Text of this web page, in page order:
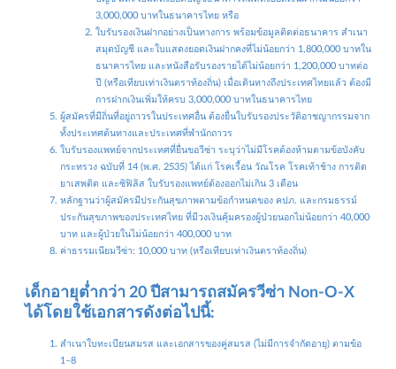
3,000,000 บาทในธนาคารไทย หรือ
ใบรับรองเงินฝากอย่างเป็นทางการ พร้อมข้อมูลติดต่อธนาคาร สำเนา
สมุดบัญชี และใบแสดงยอดเงินฝากคงที่ไม่น้อยกว่า 1,800,000 บาทใน
ธนาคารไทย และหนังสือรับรองรายได้ไม่น้อยกว่า 1,200,000 บาทต่อ
ปี (หรือเทียบเท่าเงินตราท้องถิ่น) เมื่อเดินทางถึงประเทศไทยแล้ว ต้องมี
การฝากเงินเพิ่มให้ครบ 3,000,000 บาทในธนาคารไทย
ผู้สมัครที่มีถิ่นที่อยู่ถาวรในประเทศอื่น ต้องยื่นใบรับรองประวัติอาชญากรรมจาก
ทั้งประเทศต้นทางและประเทศที่พำนักถาวร
ใบรับรองแพทย์จากประเทศที่ยื่นขอวีซ่า ระบุว่าไม่มีโรคต้องห้ามตามข้อบังคับ
กระทรวง ฉบับที่ 14 (พ.ศ. 2535) ได้แก่ โรคเรื้อน วัณโรค โรคเท้าช้าง การติด
ยาเสพติด และซิฟิลิส ใบรับรองแพทย์ต้องออกไม่เกิน 3 เดือน
หลักฐานว่าผู้สมัครมีประกันสุขภาพตามข้อกำหนดของ คปภ. และกรมธรรม์
ประกันสุขภาพของประเทศไทย ที่มีวงเงินคุ้มครองผู้ป่วยนอกไม่น้อยกว่า 40,000
บาท และผู้ป่วยในไม่น้อยกว่า 400,000 บาท
ค่าธรรมเนียมวีซ่า: 10,000 บาท (หรือเทียบเท่าเงินตราท้องถิ่น)
เด็กอายุต่ำกว่า 20 ปีสามารถสมัครวีซ่า Non-O-X
ได้โดยใช้เอกสารดังต่อไปนี้:
สำเนาใบทะเบียนสมรส และเอกสารของคู่สมรส (ไม่มีการจำกัดอายุ) ตามข้อ
1–8